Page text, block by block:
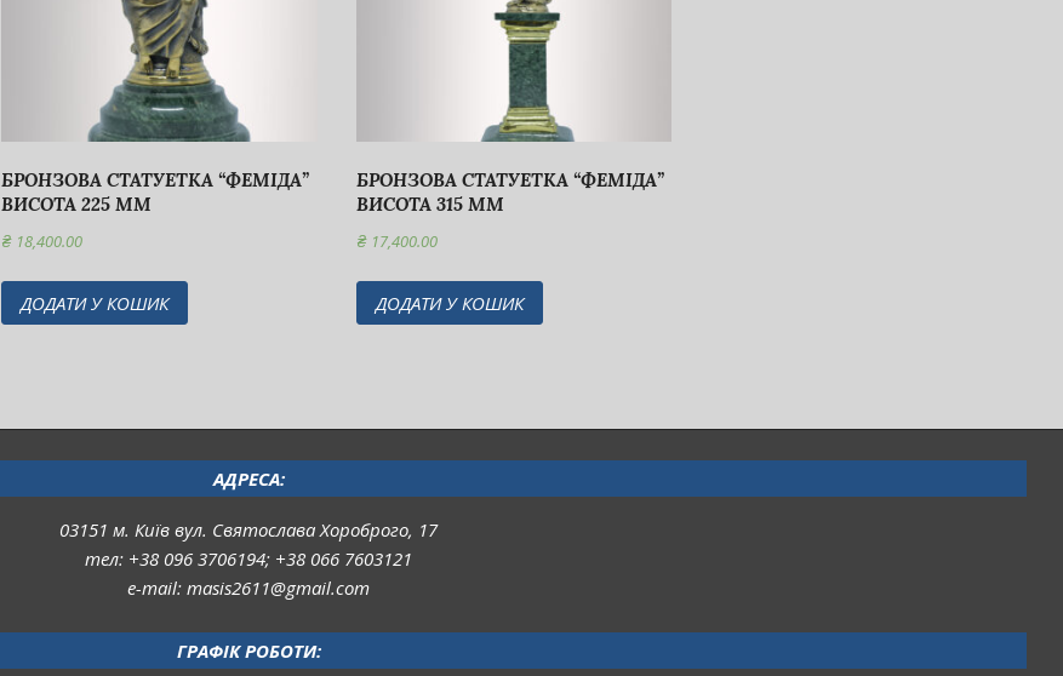
БРОНЗОВА СТАТУЕТКА “ФЕМІДА”
ВИСОТА 225 ММ
₴ 18,400.00
ДОДАТИ У КОШИК
БРОНЗОВА СТАТУЕТКА “ФЕМІДА”
ВИСОТА 315 ММ
₴17,400.00
ДОДАТИ У КОШИК
АДРЕСА:
03151 м. Київ вул. Святослава Хороброго, 17
тел: +38 096 3706194; +38 066 7603121
e-mail: masis2611@gmail.com
ГРАФІК РОБОТИ: